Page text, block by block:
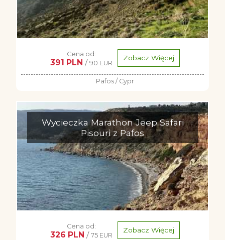
Cena od:
391 PLN / 90 EUR
Zobacz Więcej
Pafos / Cypr
Wycieczka Marathon Jeep Safari
Pisouri z Pafos
Cena od:
326 PLN / 75 EUR
Zobacz Więcej